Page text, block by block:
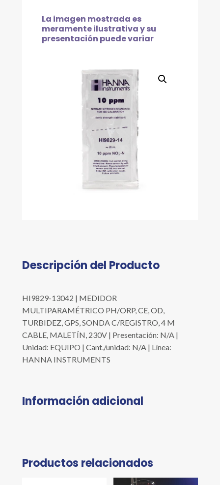
CABLE,
MALETÍN,
230V
La imagen mostrada es
meramente ilustrativa y su
presentación puede variar
Descripción del Producto
HI9829-13042 | MEDIDOR
MULTIPARAMÉTRICO PH/ORP, CE, OD,
TURBIDEZ, GPS, SONDA C/REGISTRO, 4 M
CABLE, MALETÍN, 230V | Presentación: N/A |
Unidad: EQUIPO | Cant./unidad: N/A | Línea:
HANNA INSTRUMENTS
Información adicional
Productos relacionados